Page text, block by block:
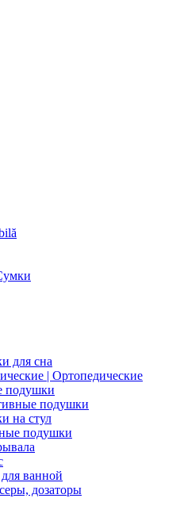
для сна
| Ортопедические
подушки
подушки
на стул
подушки
ванной
дозаторы